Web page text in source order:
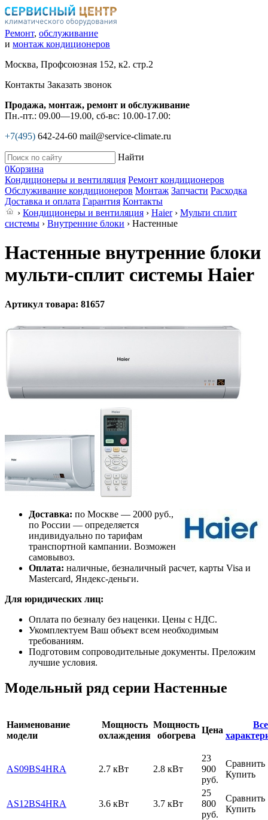
Ремонт, обслуживание
и монтаж кондиционеров
Москва, Профсоюзная 152, к2. стр.2
Контакты Заказать звонок
Продажа, монтаж, ремонт и обслуживание
Пн.-пт.: 09.00—19.00, сб-вс: 10.00-17.00:
+7(495) 642-24-60 mail@service-climate.ru
Найти
0Корзина
Кондиционеры и вентиляция Ремонт кондиционеров
Обслуживание кондиционеров Монтаж Запчасти Расходка
Доставка и оплата Гарантия Контакты
› Кондиционеры и вентиляция › Haier› Мульти сплит
системы › Внутренние блоки › Настенные
Настенные внутренние блоки
мульти-сплит системы Haier
Артикул товара: 81657
Доставка: по Москве — 2000 руб.,
по России — определяется
индивидуально по тарифам
транспортной кампании. Возможен
самовывоз.
Оплата: наличные, безналичный расчет, карты Visa и
Mastercard, Яндекс-деньги.
Для юридических лиц:
Оплата по безналу без наценки. Цены с НДС.
Укомплектуем Ваш объект всем необходимым
требованиям.
Подготовим сопроводительные документы. Преложим
лучшие условия.
Модельный ряд серии Настенные
Наименование
модели
Мощность
охлаждения
Мощность
обогрева
Цена
Все
AS09BS4HRA 2.7 кВт 2.8 кВт
23
900
руб.
Сравнить
Купить
AS12BS4HRA 3.6 кВт 3.7 кВт
25
800
руб.
Сравнить
Купить